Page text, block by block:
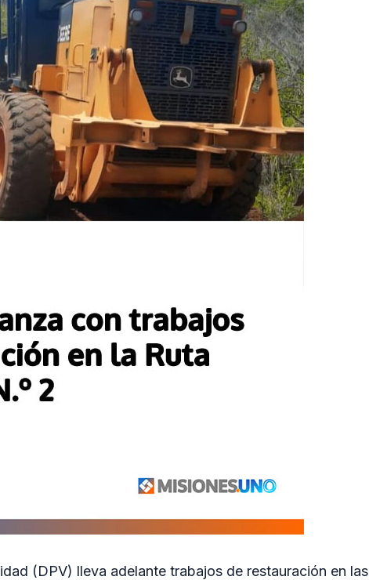
(DPV) lleva adelante trabajos de restauración en las